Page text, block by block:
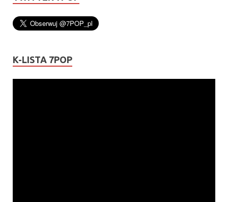
K-LISTA 7POP